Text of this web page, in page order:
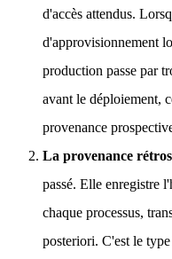
d'accès attendus.
d'approvisionnement
production passe par
avant le déploiement,
provenance
La provenance
passé. Elle enregistre
chaque processus,
posteriori. C'est le